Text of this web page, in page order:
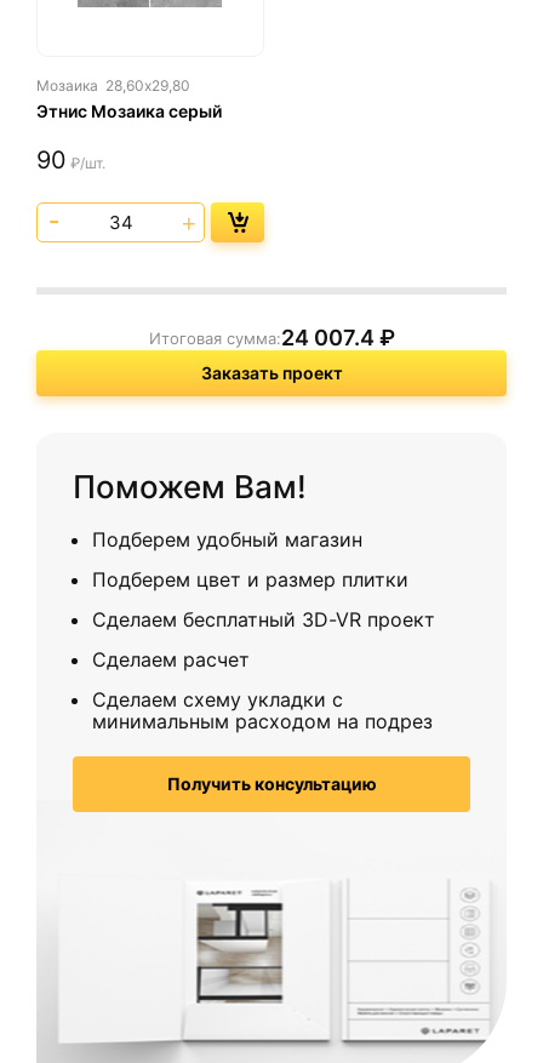
Мозаика 28,60х29,80
Этнис Мозаика серый
90 ₽/шт.
Итоговая сумма:24 007.4₽
Заказать проект
Поможем Вам!
Подберем удобный магазин
Подберем цвет и размер плитки
Сделаем бесплатный 3D-VR проект
Сделаем расчет
Сделаем схему укладки с
минимальным расходом на подрез
Получить консультацию